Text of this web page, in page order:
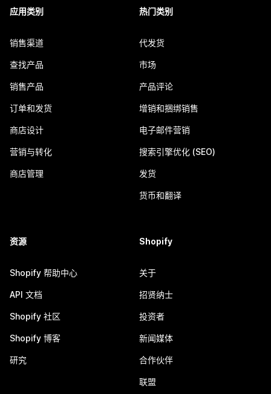
应用类别
销售渠道
查找产品
销售产品
订单和发货
商店设计
营销与转化
商店管理
热门类别
代发货
市场
产品评论
增销和捆绑销售
电子邮件营销
搜索引擎优化 (SEO)
发货
货币和翻译
资源
Shopify 帮助中心
API 文档
Shopify 社区
Shopify 博客
研究
Shopify
关于
招贤纳士
投资者
新闻媒体
合作伙伴
联盟